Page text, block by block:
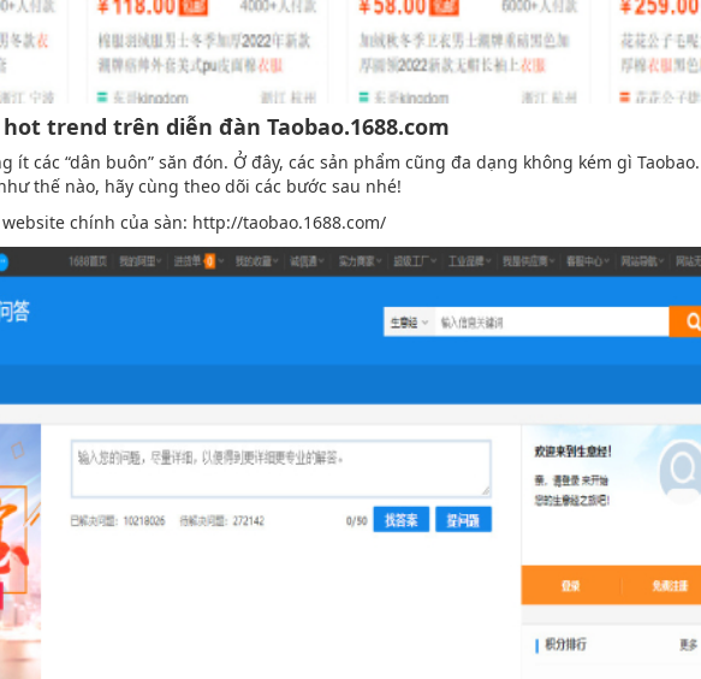
trend trên diễn đàn Taobao.1688.com
ít các “dân buôn” săn đón. Ở đây, các sản phẩm cũng đa dạng không kém gì Taobao.
thế nào, hãy cùng theo dõi các bước sau nhé!
website chính của sàn: http://taobao.1688.com/